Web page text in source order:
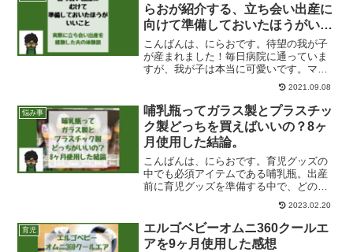
らおが紹介する、立ち会い出産に
向けて準備しておいたほうがいい
こと
こんばんは、にらおです。待望の我が子
が産まれました！毎日病院に通っていま
すが、我が子は本当に可愛いです。マジ
で天使。生まれたての娘今回にらおは、
出産に立ち会ってきました。人生で数回
あるかわからないぐらい貴重な経験です
し、少しでも嫁ちゃんの力...
2021.09.08
悩み事
哺乳瓶ってガラス製とプラスチッ
ク製どっちを買えばいいの？8ヶ
月使用した結論。
こんばんは、にらおです。育児グッズの
中でも必須アイテムである哺乳瓶。出産
前に育児グッズを準備する中で、どの哺
乳瓶を選んでいいのかわかりませんでし
た。 ガラスとプラスチックどっちがいい
の？ どのメーカーの哺乳瓶がいいの？ サ
イズはどれにすれば...
2023.02.20
育児
エルゴベビーオムニ360クールエ
アを9ヶ月使用した感想